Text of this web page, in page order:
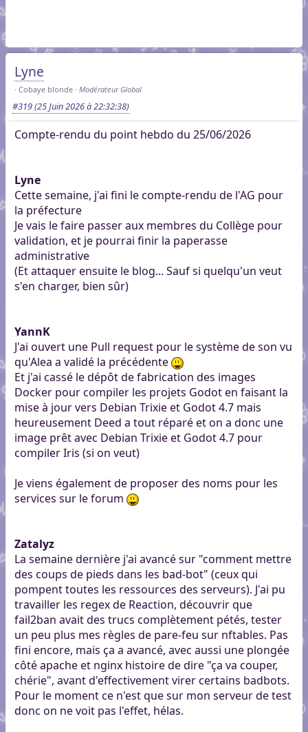
Lyne
Cobaye blonde Modérateur Global
#319(25 Juin 2026 à 22:32:38)
Compte-rendu du point hebdo du 25/06/2026
Lyne
Cette semaine, j'ai fini le compte-rendu de l'AG pour
la préfecture
Je vais le faire passer aux membres du Collège pour
validation, et je pourrai finir la paperasse
administrative
(Et attaquer ensuite le blog... Sauf si quelqu'un veut
s'en charger, bien sûr)
YannK
J'ai ouvert une Pull request pour le système de son vu
qu'Alea a validé la précédente
Et j'ai cassé le dépôt de fabrication des images
Docker pour compiler les projets Godot en faisant la
mise à jour vers Debian Trixie et Godot 4.7 mais
heureusement Deed a tout réparé et on a donc une
image prêt avec Debian Trixie et Godot 4.7 pour
compiler Iris (si on veut)
Je viens également de proposer des noms pour les
services sur le forum
Zatalyz
La semaine dernière j'ai avancé sur "comment mettre
des coups de pieds dans les bad-bot" (ceux qui
pompent toutes les ressources des serveurs). J'ai pu
travailler les regex de Reaction, découvrir que
fail2ban avait des trucs complètement pétés, tester
un peu plus mes règles de pare-feu sur nftables. Pas
fini encore, mais ça a avancé, avec aussi une plongée
côté apache et nginx histoire de dire "ça va couper,
chérie", avant d'effectivement virer certains badbots.
Pour le moment ce n'est que sur mon serveur de test
donc on ne voit pas l'effet, hélas.